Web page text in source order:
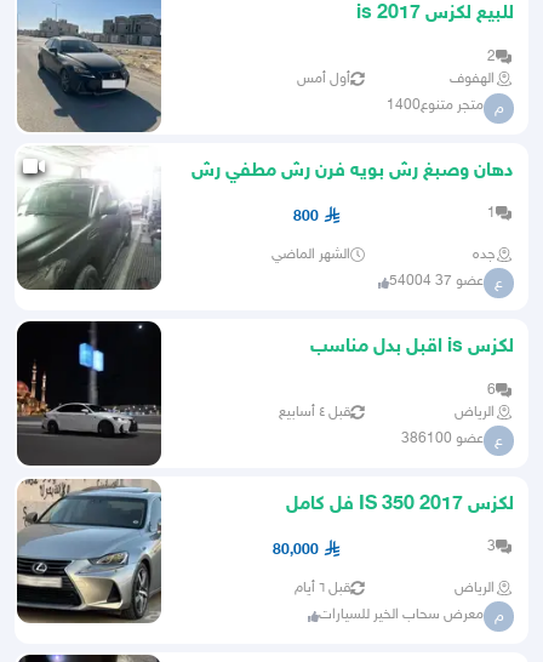
للبيع لكزس is 2017
2
الهفوف
أول أمس
م متجر متنوع1400
دهان وصبغ رش بويه فرن رش مطفي رش
وكالة سمكره بويه
1
800
جده الشهر الماضي
ع عضو 37 54004
لكزس is اقبل بدل مناسب
6
الرياض
قبل ٤ أسابيع
ع عضو 386100
لكزس IS 350 2017 فل كامل
3
80,000
الرياض قبل ٦ أيام
م معرض سحاب الخير للسيارات